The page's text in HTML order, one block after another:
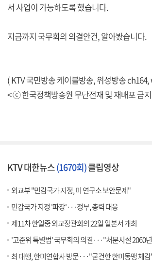
서 사업이 가능하도록 했습니다.
지금까지 국무회의 의결안건, 알아봤습니다.
( KTV 국민방송 케이블방송, 위성방송 ch164,
< ⓒ 한국정책방송원 무단전재 및 재배포 금
KTV 대한뉴스(1670회)클립영상
외교부 "민감국가 지정, 미 연구소 보안문제"
민감국가 지정 '파장'···정부, 총력 대응
제11차 한일중 외교장관회의 22일 일본서 개최
'고준위 특별법' 국무회의 의결···"처분시설 2060
최 대행, 한미연합사 방문···"굳건한 한미동맹 체